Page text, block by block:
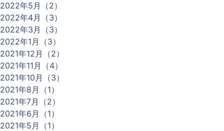
2022年5月（2）
2022年4月（3）
2022年3月（3）
2022年1月（3）
2021年12月（2）
2021年11月（4）
2021年10月（3）
2021年8月（1）
2021年7月（2）
2021年6月（1）
2021年5月（1）